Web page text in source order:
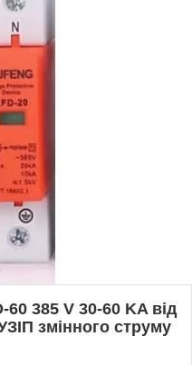
60 385 V 30-60 KA від
змінного струму